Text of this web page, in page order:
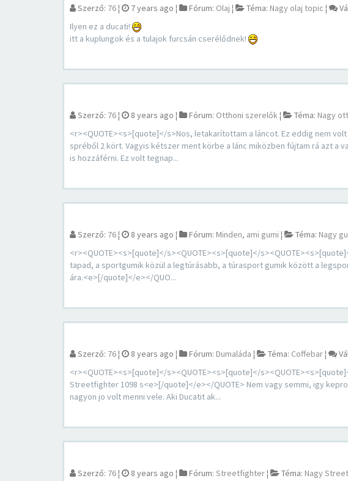
Szerző: 76¦ 7 years ago ¦ Fórum: Olaj ¦ Téma: Nagy olaj topic ¦
Ilyen ez a ducati!
itt a kuplungok és a tulajok furcsán cserélődnek!
Szerző: 76¦ 8 years ago ¦ Fórum: Otthoni szerelők¦ Téma: Nagy
<r><QUOTE><s>[quote]</s>Nos, letakarítottam a láncot. Ez eddig nem
spréből 2 kört. Vagyis kétszer ment körbe a lánc miközben fújtam rá azt a
is hozzáférni. Ez volt tegnap...
Szerző: 76¦ 8 years ago ¦ Fórum: Minden, ami gumi ¦ Téma: Nagy
<r><QUOTE><s>[quote]</s><QUOTE><s>[quote]</
tapad, a sportgumik közül a legtúrásabb, a túrasport gumik között a
ára.<e>[/quote]</e></QUO...
Szerző: 76¦ 8 years ago ¦ Fórum: Dumaláda ¦ Téma: Coffebar¦
<r><QUOTE><s>[quote]</s><QUOTE><s>[quote]</
Streetfighter 1098 s<e>[/quote]</e></QUOTE> Nem vagy semmi, igy
nagyon jo volt menni vele. Aki Ducatit ak...
Szerző: 76¦ 8 years ago ¦ Fórum: Streetfighter¦ Téma: Nagy